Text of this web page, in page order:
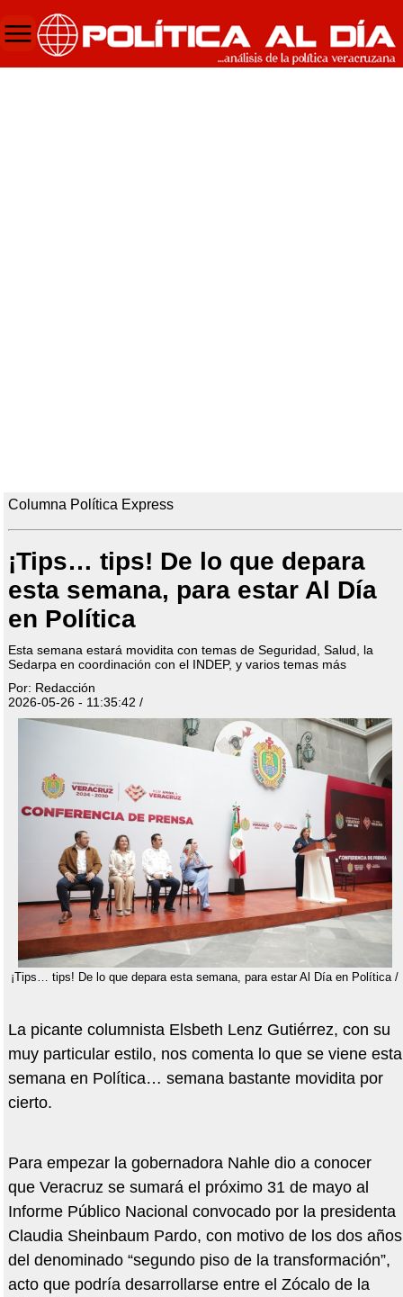
Columna Política Express
¡Tips… tips! De lo que depara
esta semana, para estar Al Día
en Política
Esta semana estará movidita con temas de Seguridad, Salud, la
Sedarpa en coordinación con el INDEP, y varios temas más
Por: Redacción
2026-05-26 - 11:35:42 /
¡Tips… tips! De lo que depara esta semana, para estar Al Día en Política /
La picante columnista Elsbeth Lenz Gutiérrez, con su
muy particular estilo, nos comenta lo que se viene esta
semana en Política… semana bastante movidita por
cierto.
Para empezar la gobernadora Nahle dio a conocer
que Veracruz se sumará el próximo 31 de mayo al
Informe Público Nacional convocado por la presidenta
Claudia Sheinbaum Pardo, con motivo de los dos años
del denominado “segundo piso de la transformación”,
acto que podría desarrollarse entre el Zócalo de la